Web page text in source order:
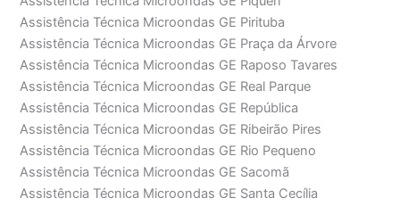
Assistência Técnica Microondas GE Pirituba
Assistência Técnica Microondas GE Praça da Árvore
Assistência Técnica Microondas GE Raposo Tavares
Assistência Técnica Microondas GE Real Parque
Assistência Técnica Microondas GE República
Assistência Técnica Microondas GE Ribeirão Pires
Assistência Técnica Microondas GE Rio Pequeno
Assistência Técnica Microondas GE Sacomã
Assistência Técnica Microondas GE Santa Cecília